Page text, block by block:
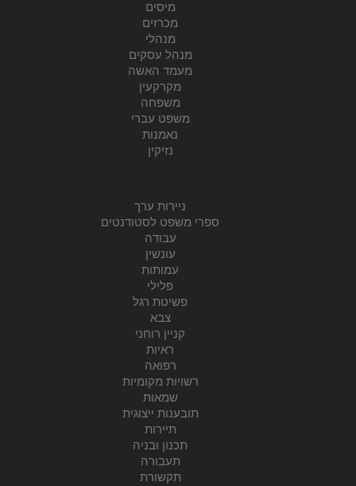
מכרזים
מנהל עסקים
מעמד האשה
מקרקעין
משפחה
משפט עברי
נאמנות
ניירות ערך
ספרי משפט לסטודנטים
עמותות
פשיטת רגל
קניין רוחני
רשויות מקומיות
שמאות
תובענות ייצוגית
תכנון ובניה
תעבורה
תקשורת